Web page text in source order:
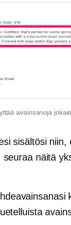
avainsanoja
sisältösi niin,
seuraa näitä